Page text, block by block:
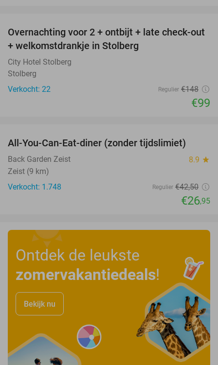
33%
Overnachting voor 2 + ontbijt + late check-out
+ welkomstdrankje in Stolberg
City Hotel Stolberg
Stolberg
Verkocht: 22
Regulier €148
€99
All-You-Can-Eat-diner (zonder tijdslimiet)
Back Garden Zeist 8.9 star
Zeist (9 km)
Verkocht: 1.748
Regulier €42,50
€26,95
Ontdek de leukste
zomervakantiedeals!
Bekijk nu